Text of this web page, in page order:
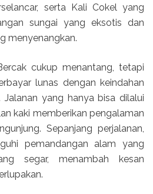
serta Kali Cokel yang
sungai yang eksotis dan
menyenangkan.
cukup menantang, tetapi
lunas dengan keindahan
Jalanan yang hanya bisa dilalui
kaki memberikan pengalaman
Sepanjang perjalanan,
pemandangan alam yang
segar, menambah kesan